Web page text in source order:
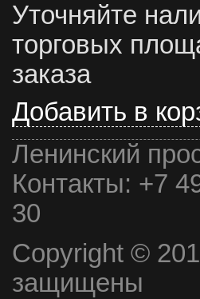
Уточняйте
торговых
заказа
Добавить в
Ленинский
Контакты: +7
30
Copyright ©
защищены